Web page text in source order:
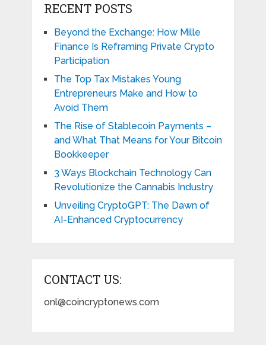
RECENT POSTS
Beyond the Exchange: How Mille
Finance Is Reframing Private Crypto
Participation
The Top Tax Mistakes Young
Entrepreneurs Make and How to
Avoid Them
The Rise of Stablecoin Payments –
and What That Means for Your Bitcoin
Bookkeeper
3 Ways Blockchain Technology Can
Revolutionize the Cannabis Industry
Unveiling CryptoGPT: The Dawn of
AI-Enhanced Cryptocurrency
CONTACT US:
onl@coincryptonews.com